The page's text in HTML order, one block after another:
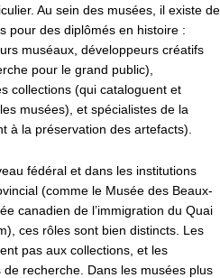
Au sein des musées, il existe de
pour des diplômés en histoire :
muséaux, développeurs créatifs
pour le grand public),
collections (qui cataloguent et
musées), et spécialistes de la
à la préservation des artefacts).
fédéral et dans les institutions
(comme le Musée des Beaux-
canadien de l’immigration du Quai
ces rôles sont bien distincts. Les
pas aux collections, et les
recherche. Dans les musées plus